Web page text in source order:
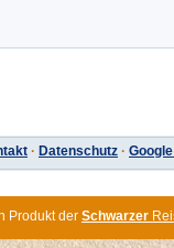
· Datenschutz ·
Produkt der Schwarzer